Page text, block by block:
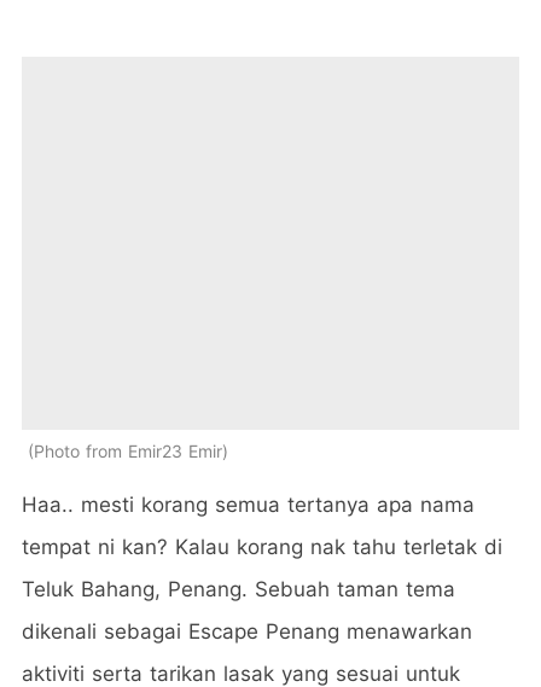
Photo from Emir23 Emir
Haa.. mesti korang semua tertanya apa nama
tempat ni kan? Kalau korang nak tahu terletak di
Teluk Bahang, Penang. Sebuah taman tema
dikenali sebagai Escape Penang menawarkan
aktiviti serta tarikan lasak yang sesuai untuk